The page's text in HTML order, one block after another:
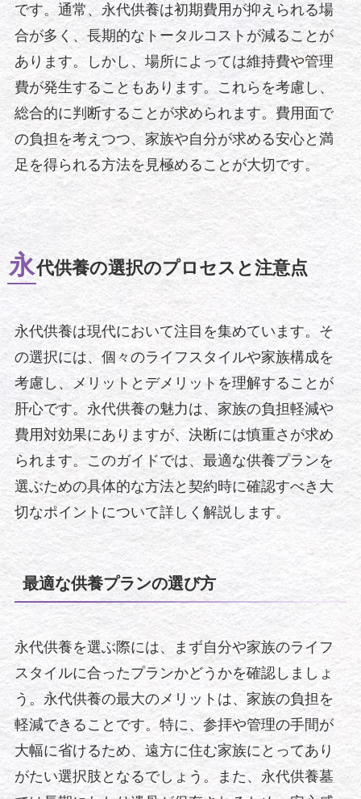
です。通常、永代供養は初期費用が抑えられる場
合が多く、長期的なトータルコストが減ることが
あります。しかし、場所によっては維持費や管理
費が発生することもあります。これらを考慮し、
総合的に判断することが求められます。費用面で
の負担を考えつつ、家族や自分が求める安心と満
足を得られる方法を見極めることが大切です。
永代供養の選択のプロセスと注意点
永代供養は現代において注目を集めています。そ
の選択には、個々のライフスタイルや家族構成を
考慮し、メリットとデメリットを理解することが
肝心です。永代供養の魅力は、家族の負担軽減や
費用対効果にありますが、決断には慎重さが求め
られます。このガイドでは、最適な供養プランを
選ぶための具体的な方法と契約時に確認すべき大
切なポイントについて詳しく解説します。
最適な供養プランの選び方
永代供養を選ぶ際には、まず自分や家族のライフ
スタイルに合ったプランかどうかを確認しましょ
う。永代供養の最大のメリットは、家族の負担を
軽減できることです。特に、参拝や管理の手間が
大幅に省けるため、遠方に住む家族にとってあり
がたい選択肢となるでしょう。また、永代供養墓